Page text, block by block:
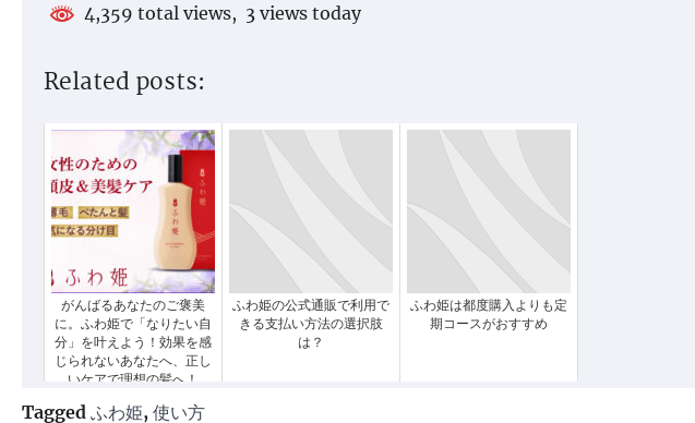
4,359 total views, 3 views today
Related posts:
がんばるあなたのご褒美
に。ふわ姫で「なりたい自
分」を叶えよう！効果を感
じられないあなたへ、正し
いケアで理想の髪へ！
ふわ姫の公式通販で利用で
きる支払い方法の選択肢
は？
ふわ姫は都度購入よりも定
期コースがおすすめ
Tagged ふわ姫, 使い方